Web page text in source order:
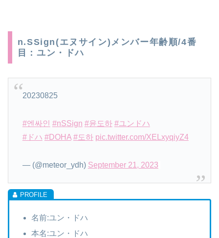
n.SSign(エヌサイン)メンバー年齢順/4番
目：ユン・ドハ
20230825
#엔싸인 #nSSign #윤도하 #ユンドハ
#ドハ #DOHA #도하 pic.twitter.com/XELxyqiyZ4
— (@meteor_ydh) September 21, 2023
名前:ユン・ドハ
本名:ユン・ドハ